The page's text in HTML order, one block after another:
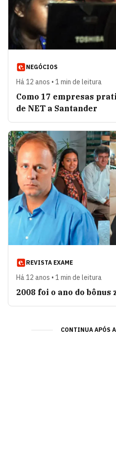
NEGÓCIOS
Há 12 anos • 1 min de leitura
Como 17 empresas
de NET a Santander
REVISTA EXAME
Há 12 anos • 1 min de leitura
2008 foi o ano do
CONTINUA APÓS